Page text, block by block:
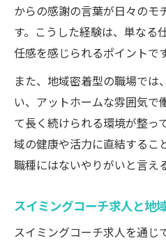
からの感謝の言葉が日々のモ
す。こうした経験は、単なる
任感を感じられるポイントです
また、地域密着型の職場では
い、アットホームな雰囲気で
て長く続けられる環境が整っ
域の健康や活力に直結するこ
職種にはないやりがいと言え
スイミングコーチ求人と地
スイミングコーチ求人を通じ